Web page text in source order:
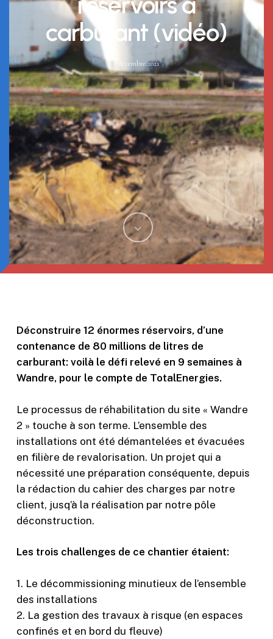
carburant (vidéo)
1 décembre 2021
Déconstruire 12 énormes réservoirs, d’une
contenance de 80 millions de litres de
carburant: voilà le défi relevé en 9 semaines à
Wandre, pour le compte de TotalEnergies.
Le processus de réhabilitation du site « Wandre
2 » touche à son terme. L’ensemble des
installations ont été démantelées et évacuées
en filière de revalorisation. Un projet qui a
nécessité une préparation conséquente, depuis
la rédaction du cahier des charges par notre
client, jusq’à la réalisation par notre pôle
déconstruction.
Les trois challenges de ce chantier étaient:
1. Le décommissioning minutieux de l’ensemble
des installations
2. La gestion des travaux à risque (en espaces
confinés et en bord du fleuve)